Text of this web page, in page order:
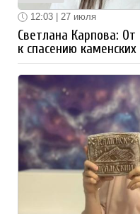
12:03 | 27 июля
Светлана Карпова: От
к спасению каменских